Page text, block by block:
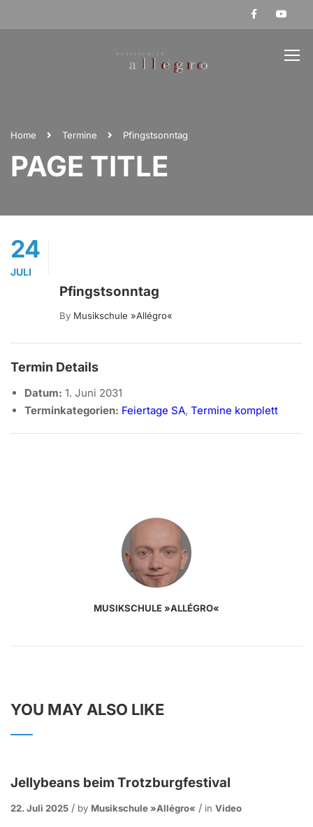
Home Termine Pfingstsonntag
PAGE TITLE
24
JULI
Pfingstsonntag
By Musikschule »allégro«
Termin Details
Datum: 1. Juni 2031
Terminkategorien: Feiertage SA, Termine komplett
MUSIKSCHULE »ALLÉGRO«
YOU MAY ALSO LIKE
Jellybeans beim Trotzburgfestival
22. Juli 2025 by Musikschule »allégro« in Video